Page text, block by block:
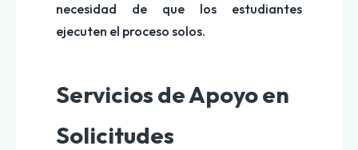
necesidad de que los estudiantes
ejecuten el proceso solos.
Servicios de Apoyo en
Solicitudes